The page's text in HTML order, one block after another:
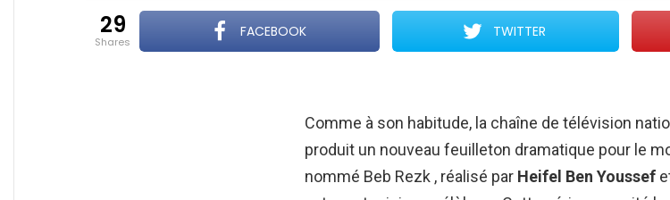
29
shares
FACEBOOK TWITTER
Comme à son habitude, la chaîne de télévision
produit un nouveau feuilleton dramatique pour le
nommé Beb Rezk , réalisé par Heifel Ben Youssef